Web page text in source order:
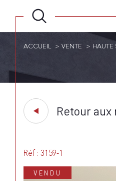
ACCUEIL VENTE
Retour
Réf : 3159-1
VENDU